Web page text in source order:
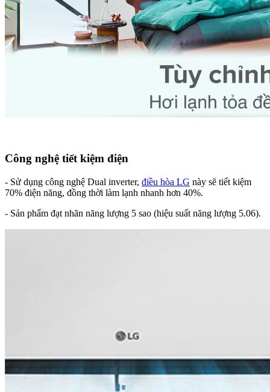
Công nghệ tiết kiệm điện
- Sử dụng công nghệ Dual inverter, điều hòa LG này sẽ tiết kiệm
70% điện năng, đồng thời làm lạnh nhanh hơn 40%.
- Sản phẩm đạt nhãn năng lượng 5 sao (hiệu suất năng lượng 5.06).